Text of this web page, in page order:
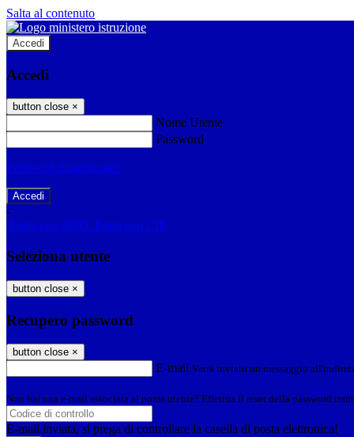
Salta al contenuto
Accedi
Accedi
button close ×
Nome Utente
Password
Password dimenticata?
-
Entra con SPID Entra con CIE
Seleziona utente
button close ×
Recupero password
button close ×
E-mail Verrà inviato un messaggio
Non hai una e-mail associata al nome utente? Effettua il reset della password
E-mail inviata, si prega di controllare la casella di posta elettronica!